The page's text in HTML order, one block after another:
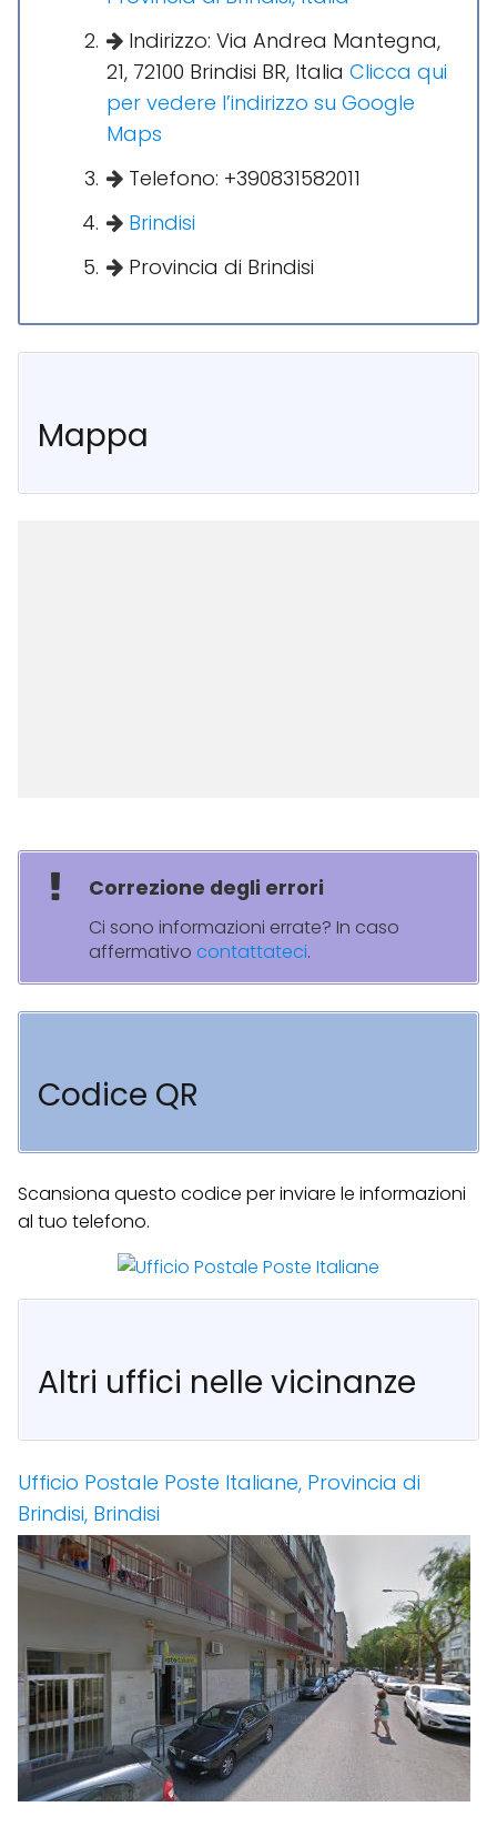
Indirizzo: Via Andrea Mantegna,
21, 72100 Brindisi BR, Italia Clicca qui
per vedere l’indirizzo su Google
Maps
Telefono: +390831582011
Brindisi
Provincia di Brindisi
Mappa
Correzione degli errori
Ci sono informazioni errate? In caso
affermativo contattateci.
Codice QR
Scansiona questo codice per inviare le informazioni
al tuo telefono.
Altri uffici nelle vicinanze
Ufficio Postale Poste Italiane, Provincia di
Brindisi, Brindisi